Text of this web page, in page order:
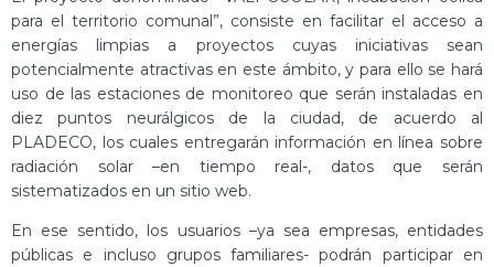
para el territorio comunal”, consiste en facilitar el acceso a
energías limpias a proyectos cuyas iniciativas sean
potencialmente atractivas en este ámbito, y para ello se hará
uso de las estaciones de monitoreo que serán instaladas en
diez puntos neurálgicos de la ciudad, de acuerdo al
PLADECO, los cuales entregarán información en línea sobre
radiación solar –en tiempo real-, datos que serán
sistematizados en un sitio web.
En ese sentido, los usuarios –ya sea empresas, entidades
públicas e incluso grupos familiares- podrán participar en